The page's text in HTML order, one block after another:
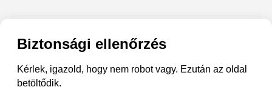
Biztonsági ellenőrzés
Kérlek, igazold, hogy nem robot vagy. Ezután az oldal
betöltődik.